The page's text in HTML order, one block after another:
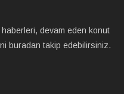
devam eden konut
buradan takip edebilirsiniz.